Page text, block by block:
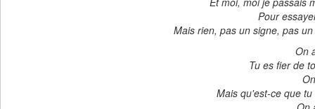
Pour
Mais rien, pas un signe, pas
On
Tu es fier de
Mais qu'est-ce que